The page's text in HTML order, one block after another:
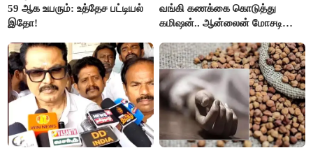
59 ஆக உயரும்: உத்தேச பட்டியல்
இதோ!
வங்கி கணக்கை கொடுத்து
கமிஷன்.. ஆன்லைன் மோசடி
கைது..!!